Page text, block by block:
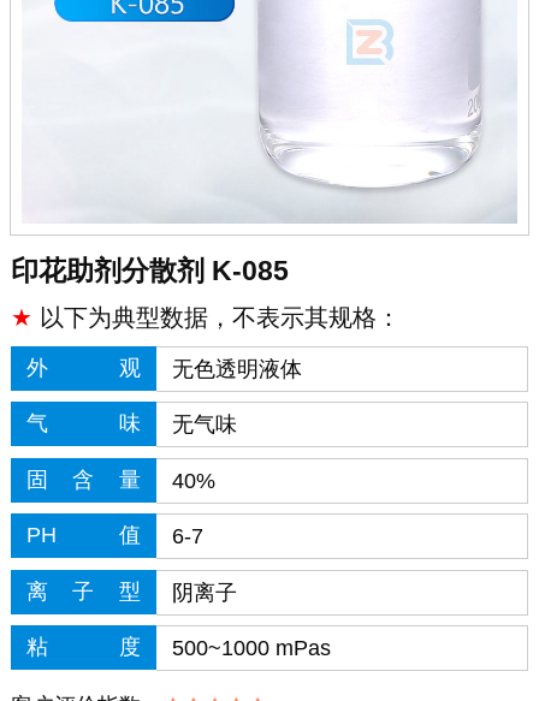
印花助剂分散剂 K-085
★ 以下为典型数据，不表示其规格：
外观 无色透明液体
气味 无气味
固含量 40%
PH值 6-7
离子型 阴离子
粘度 500~1000 mPas